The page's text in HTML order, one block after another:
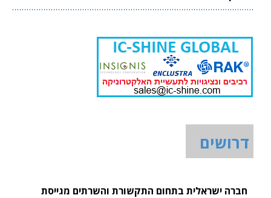
דרושים
חברה ישראלית בתחום התקשורת והשרתים מגייסת